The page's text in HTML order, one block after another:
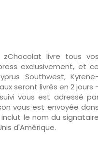
livre tous vos
exclusivement, et ce
Southwest, Kyrene-
seront livrés en 2 jours -
vous est adressé
vous est envoyée dans
le nom du signataire
d'Amérique.